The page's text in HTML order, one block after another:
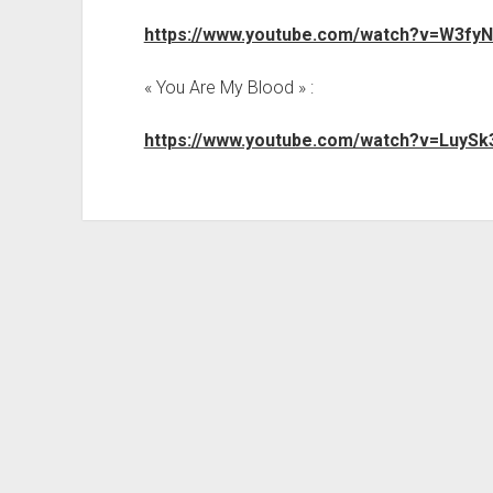
https://www.youtube.com/
« You Are My Blood » :
https://www.youtube.com/